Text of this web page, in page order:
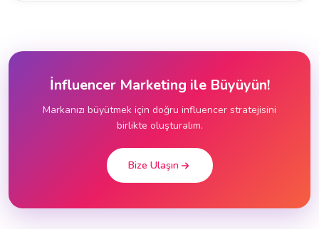
İnfluencer Marketing ile Büyüyün!
Markanızı büyütmek için doğru influencer stratejisini
birlikte oluşturalım.
Bize Ulaşın